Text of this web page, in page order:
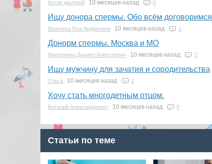
Кетов дмитрий 10 месяцев назад 0
Ищу донора спермы. Обо всём договоримся
Вишнева Яна Андреевна 10 месяцев назад 1
Донорм спермы. Москва и МО
Мироненко Даниил Алексеевич 10 месяцев назад 2
Ищу мужчину для зачатия и сородительства
Ольга 10 месяцев назад 1
Хочу стать многодетным отцом.
Виталий Александрович 10 месяцев назад 0
Статьи по теме